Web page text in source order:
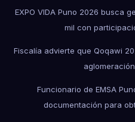
EXPO VIDA Puno 2026 busca
mil con
Fiscalía advierte que Qoqawi
Funcionario de EMSA
documentación para